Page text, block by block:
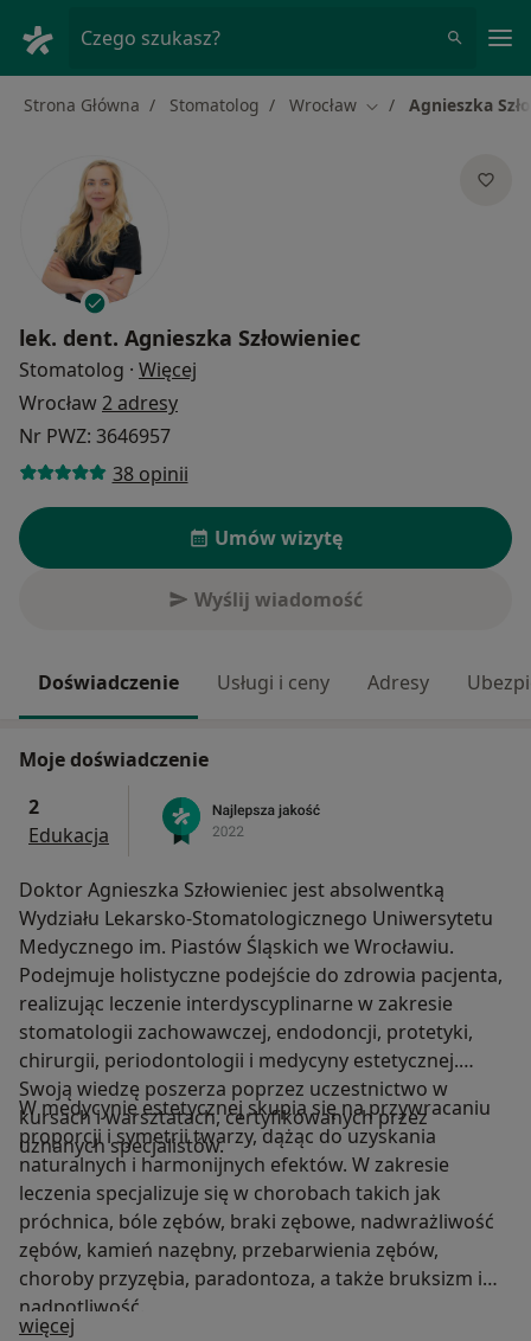
Czego szukasz?
Strona Główna Stomatolog Wrocław Zmień miasto
Agnieszka
lek. dent. Agnieszka Szłowieniec
Stomatolog · Więcej
Wrocław2 adresy
Nr PWZ: 3646957
38 opinii
Umów wizytę
Wyślij wiadomość
Doświadczenie Usługi i ceny Adresy
Moje doświadczenie
2
Edukacja
Doktor Agnieszka Szłowieniec jest absolwentką
Wydziału Lekarsko-Stomatologicznego Uniwersytetu
Medycznego im. Piastów Śląskich we Wrocławiu.
Podejmuje holistyczne podejście do zdrowia pacjenta,
realizując leczenie interdyscyplinarne w zakresie
stomatologii zachowawczej, endodoncji, protetyki,
chirurgii, periodontologii i medycyny estetycznej.
Swoją wiedzę poszerza poprzez uczestnictwo w
kursach i warsztatach, certyfikowanych przez
uznanych specjalistów.
W medycynie estetycznej skupia się na przywracaniu
proporcji i symetrii twarzy, dążąc do uzyskania
naturalnych i harmonijnych efektów. W zakresie
leczenia specjalizuje się w chorobach takich jak
próchnica, bóle zębów, braki zębowe, nadwrażliwość
zębów, kamień nazębny, przebarwienia zębów,
choroby przyzębia, paradontoza, a także bruksizm i
nadpotliwość.
więcej